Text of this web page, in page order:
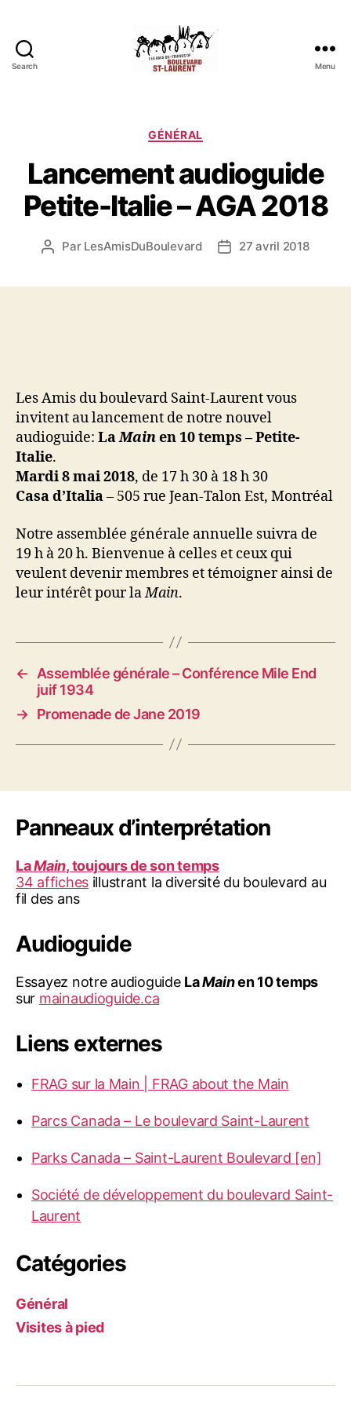
Search
boulevard
Laurent
Menu
Catégories
GÉNÉRAL
Lancement audioguide
Petite-Italie – AGA 2018
Auteur
Par LesAmisDuBoulevard
Date27 avril 2018
Les Amis du boulevard Saint-Laurent vous
invitent au lancement de notre nouvel
audioguide: LaMainen 10 temps – Petite-
Italie.
Mardi 8 mai 2018, de 17 h 30 à 18 h 30
Casa d’Italia– 505 rue Jean-Talon Est, Montréal
Notre assemblée générale annuelle suivra de
19 h à 20 h. Bienvenue à celles et ceux qui
veulent devenir membres et témoigner ainsi de
leur intérêt pour laMain.
←
Assemblée générale – Conférence Mile End
juif 1934
→ Promenade de Jane 2019
Panneaux d’interprétation
LaMain, toujours de son temps
34 affiches illustrant la diversité du boulevard au
fil des ans
Audioguide
Essayez notre audioguide LaMainen 10 temps
sur mainaudioguide.ca
Liens externes
FRAG sur la Main | FRAG about the Main
Parcs Canada – Le boulevard Saint-Laurent
Parks Canada – Saint-Laurent Boulevard [en]
Société de développement du boulevard Saint-
Laurent
Catégories
Général
Visites à pied